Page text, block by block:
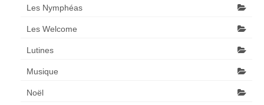
Les Nymphéas
Les Welcome
Lutines
Musique
Noël